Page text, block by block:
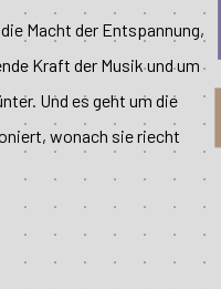
Macht der Entspannung,
Kraft der Musik und um
Und es geht um die
wonach sie riecht